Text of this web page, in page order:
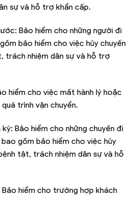
sự và hỗ trợ khẩn cấp.
Bảo hiểm cho những người đi
bảo hiểm cho việc hủy chuyến
trách nhiệm dân sự và hỗ trợ
hiểm cho việc mất hành lý hoặc
trình vận chuyển.
Bảo hiểm cho những chuyến đi
gồm bảo hiểm cho việc hủy
tật, trách nhiệm dân sự và hỗ
Bảo hiểm cho trường hợp khách